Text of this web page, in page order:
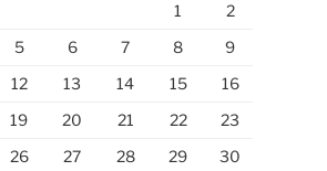
1
2
5 6 7 8
9
12 13 14 15
16
19 20 21 22
23
26 27 28 29
30